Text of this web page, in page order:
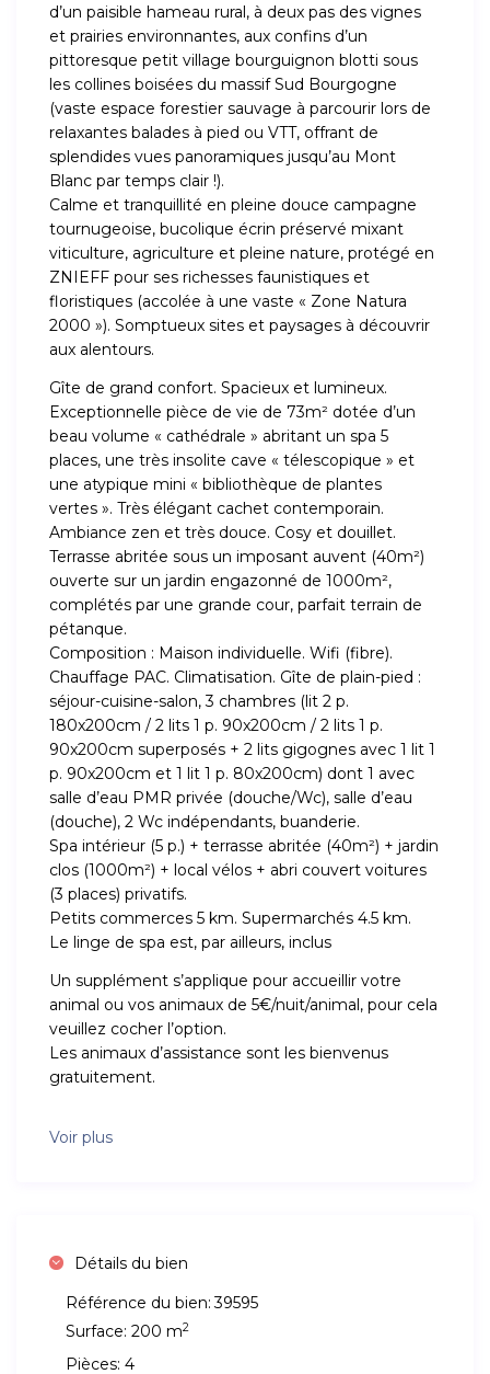
d’un paisible hameau rural, à deux pas des vignes
et prairies environnantes, aux confins d’un
pittoresque petit village bourguignon blotti sous
les collines boisées du massif Sud Bourgogne
(vaste espace forestier sauvage à parcourir lors de
relaxantes balades à pied ou VTT, offrant de
splendides vues panoramiques jusqu’au Mont
Blanc par temps clair !).
Calme et tranquillité en pleine douce campagne
tournugeoise, bucolique écrin préservé mixant
viticulture, agriculture et pleine nature, protégé en
ZNIEFF pour ses richesses faunistiques et
floristiques (accolée à une vaste « Zone Natura
2000 »). Somptueux sites et paysages à découvrir
aux alentours.
Gîte de grand confort. Spacieux et lumineux.
Exceptionnelle pièce de vie de 73m² dotée d’un
beau volume « cathédrale » abritant un spa 5
places, une très insolite cave « télescopique » et
une atypique mini « bibliothèque de plantes
vertes ». Très élégant cachet contemporain.
Ambiance zen et très douce. Cosy et douillet.
Terrasse abritée sous un imposant auvent (40m²)
ouverte sur un jardin engazonné de 1000m²,
complétés par une grande cour, parfait terrain de
pétanque.
Composition : Maison individuelle. Wifi (fibre).
Chauffage PAC. Climatisation. Gîte de plain-pied :
séjour-cuisine-salon, 3 chambres (lit 2 p.
180x200cm / 2 lits 1 p. 90x200cm / 2 lits 1 p.
90x200cm superposés + 2 lits gigognes avec 1 lit 1
p. 90x200cm et 1 lit 1 p. 80x200cm) dont 1 avec
salle d’eau PMR privée (douche/Wc), salle d’eau
(douche), 2 Wc indépendants, buanderie.
Spa intérieur (5 p.) + terrasse abritée (40m²) + jardin
clos (1000m²) + local vélos + abri couvert voitures
(3 places) privatifs.
Petits commerces 5 km. Supermarchés 4.5 km.
Le linge de spa est, par ailleurs, inclus
Un supplément s’applique pour accueillir votre
animal ou vos animaux de 5€/nuit/animal, pour cela
veuillez cocher l’option.
Les animaux d’assistance sont les bienvenus
gratuitement.
Voir plus
Détails du bien
Référence du bien: 39595
Surface: 200 m2
Pièces: 4